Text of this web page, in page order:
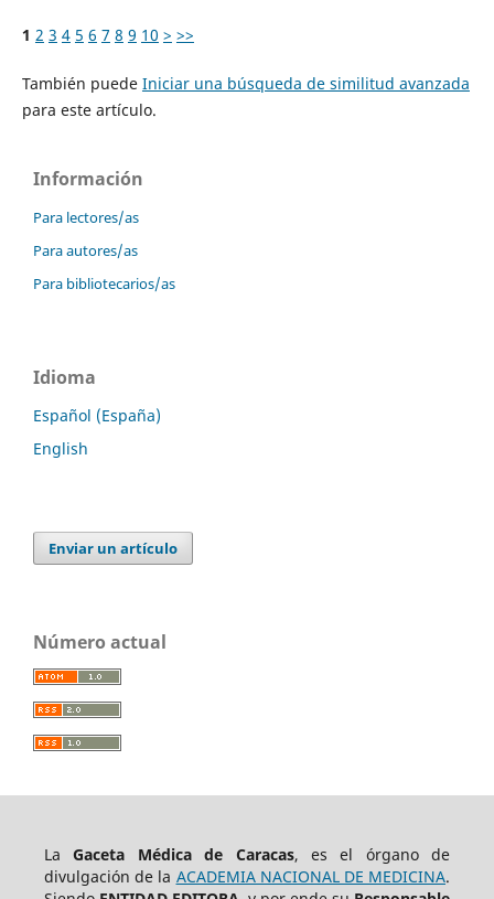
1 2 3 4 5 6 7 8 9 10 > >>
También puede Iniciar una búsqueda de similitud avanzada
para este artículo.
Información
Para lectores/as
Para autores/as
Para bibliotecarios/as
Idioma
Español (España)
English
Enviar un artículo
Número actual
LaGaceta Médica de Caracas, es el órgano de
divulgación de la ACADEMIA NACIONAL DE MEDICINA.